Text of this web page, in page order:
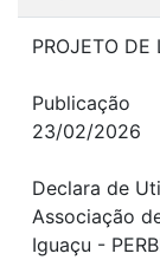
PROJETO
Publicação
23/02/2026
Declara de
Associação
Iguaçu -